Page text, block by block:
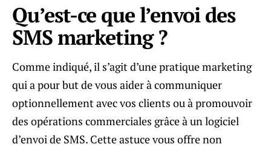
Qu’est-ce que l’envoi des
SMS marketing ?
Comme indiqué, il s’agit d’une pratique marketing
qui a pour but de vous aider à communiquer
optionnellement avec vos clients ou à promouvoir
des opérations commerciales grâce à un logiciel
d’envoi de SMS. Cette astuce vous offre non